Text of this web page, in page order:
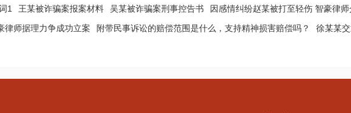
1 王某被诈骗案报案材料 吴某被诈骗案刑事控告书
因感情纠纷赵某被打至轻伤 智豪律
律师据理力争成功立案 附带民事诉讼的赔偿范围是什么，支持精神损害赔偿吗？
徐某某